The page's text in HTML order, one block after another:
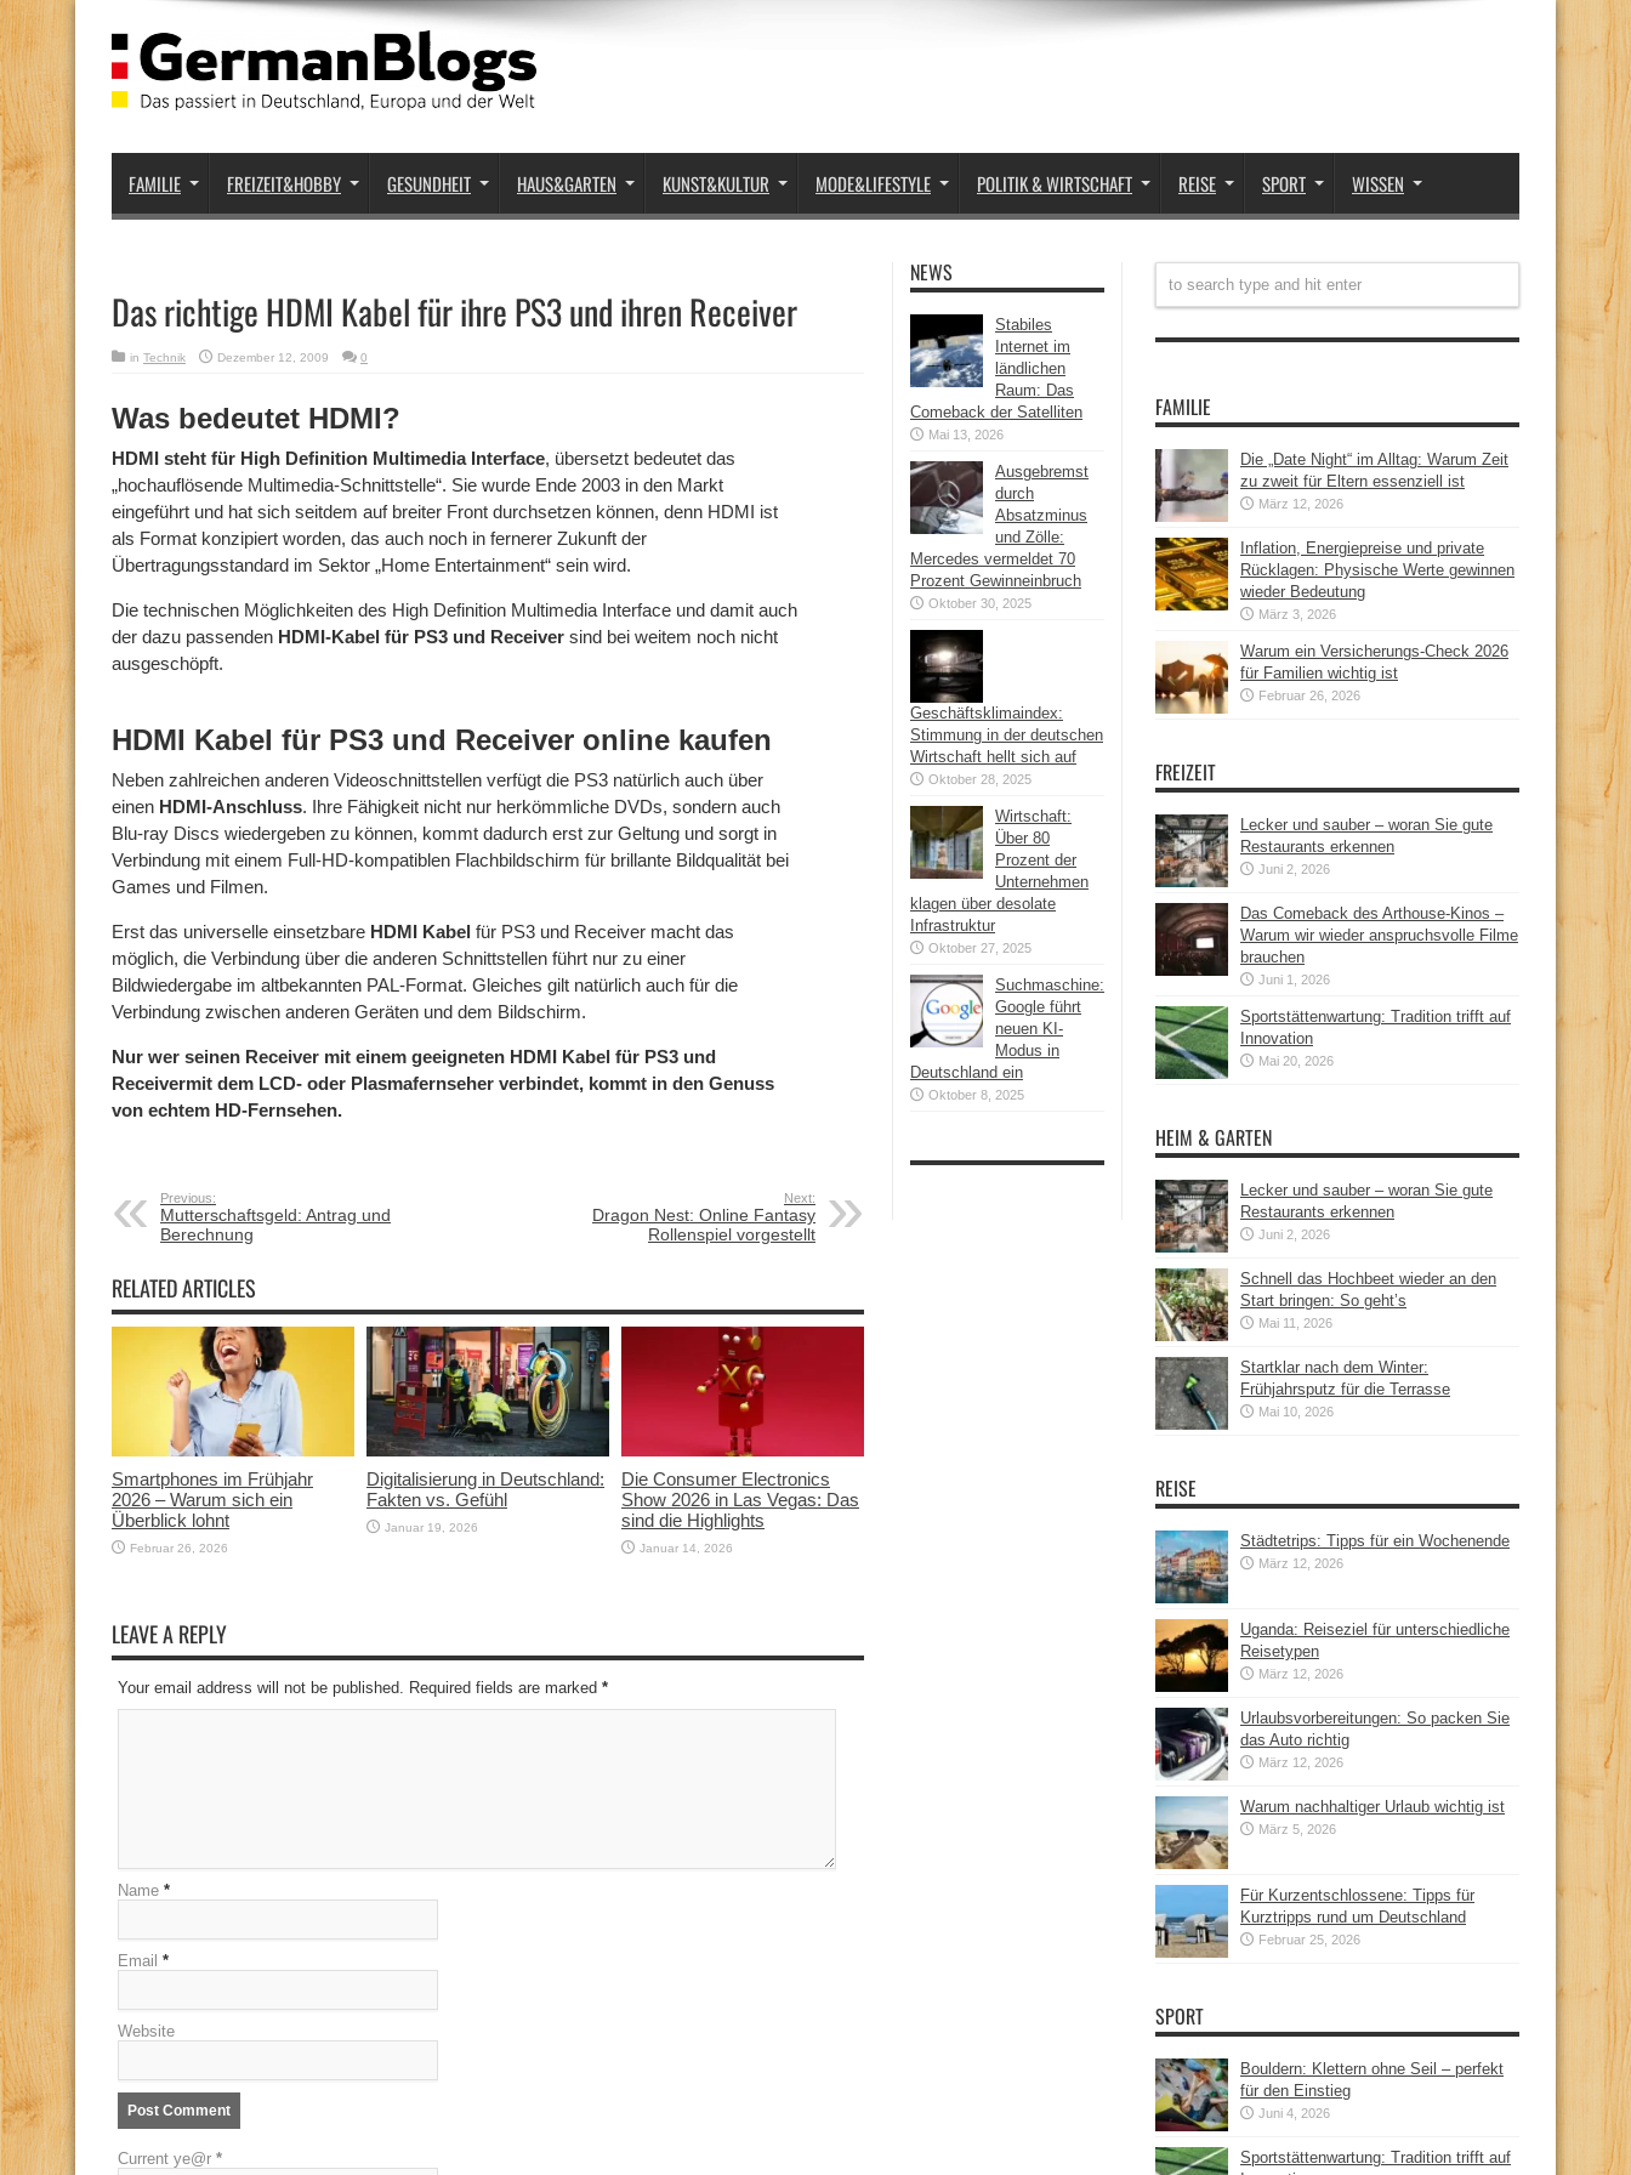
FAMILIE FREIZEIT&HOBBY GESUNDHEIT HAUS&GARTEN KUNST&KULTUR MODE&LIFESTYLE POLITIK & WIRTSCHAFT REISE SPORT WISSEN
Das richtige HDMI Kabel für ihre PS3 und ihren Receiver
in Technik Dezember 12, 2009 0
Was bedeutet HDMI?
HDMI steht für High Definition Multimedia Interface, übersetzt bedeutet das
„hochauflösende Multimedia-Schnittstelle“. Sie wurde Ende 2003 in den Markt
eingeführt und hat sich seitdem auf breiter Front durchsetzen können, denn HDMI ist
als Format konzipiert worden, das auch noch in fernerer Zukunft der
Übertragungsstandard im Sektor „Home Entertainment“ sein wird.
Die technischen Möglichkeiten des High Definition Multimedia Interface und damit auch
der dazu passenden HDMI-Kabel für PS3 und Receiver sind bei weitem noch nicht
ausgeschöpft.
HDMI Kabel für PS3 und Receiver online kaufen
Neben zahlreichen anderen Videoschnittstellen verfügt die PS3 natürlich auch über
einen HDMI-Anschluss. Ihre Fähigkeit nicht nur herkömmliche DVDs, sondern auch
Blu-ray Discs wiedergeben zu können, kommt dadurch erst zur Geltung und sorgt in
Verbindung mit einem Full-HD-kompatiblen Flachbildschirm für brillante Bildqualität bei
Games und Filmen.
Erst das universelle einsetzbare HDMI Kabel für PS3 und Receiver macht das
möglich, die Verbindung über die anderen Schnittstellen führt nur zu einer
Bildwiedergabe im altbekannten PAL-Format. Gleiches gilt natürlich auch für die
Verbindung zwischen anderen Geräten und dem Bildschirm.
Nur wer seinen Receiver mit einem geeigneten HDMI Kabel für PS3 und
Receivermit dem LCD- oder Plasmafernseher verbindet, kommt in den Genuss
von echtem HD-Fernsehen.
Previous:
Mutterschaftsgeld: Antrag und
Berechnung
Next:
Dragon Nest: Online Fantasy
Rollenspiel vorgestellt
RELATED ARTICLES
Smartphones im Frühjahr
2026 – Warum sich ein
Überblick lohnt
Februar 26, 2026
Digitalisierung in Deutschland:
Fakten vs. Gefühl
Januar 19, 2026
Die Consumer Electronics
Show 2026 in Las Vegas: Das
sind die Highlights
Januar 14, 2026
LEAVE A REPLY
Your email address will not be published. Required fields are marked *
Name *
Email *
Website
Current ye@r *
NEWS
Stabiles
Internet im
ländlichen
Raum: Das
Comeback der Satelliten
Mai 13, 2026
Ausgebremst
durch
Absatzminus
und Zölle:
Mercedes vermeldet 70
Prozent Gewinneinbruch
Oktober 30, 2025
Geschäftsklimaindex:
Stimmung in der deutschen
Wirtschaft hellt sich auf
Oktober 28, 2025
Wirtschaft:
Über 80
Prozent der
Unternehmen
klagen über desolate
Infrastruktur
Oktober 27, 2025
Suchmaschine:
Google führt
neuen KI-
Modus in
Deutschland ein
Oktober 8, 2025
FAMILIE
Die „Date Night“ im Alltag: Warum Zeit
zu zweit für Eltern essenziell ist
März 12, 2026
Inflation, Energiepreise und private
Rücklagen: Physische Werte gewinnen
wieder Bedeutung
März 3, 2026
Warum ein Versicherungs-Check 2026
für Familien wichtig ist
Februar 26, 2026
FREIZEIT
Lecker und sauber – woran Sie gute
Restaurants erkennen
Juni 2, 2026
Das Comeback des Arthouse-Kinos –
Warum wir wieder anspruchsvolle Filme
brauchen
Juni 1, 2026
Sportstättenwartung: Tradition trifft auf
Innovation
Mai 20, 2026
HEIM & GARTEN
Lecker und sauber – woran Sie gute
Restaurants erkennen
Juni 2, 2026
Schnell das Hochbeet wieder an den
Start bringen: So geht’s
Mai 11, 2026
Startklar nach dem Winter:
Frühjahrsputz für die Terrasse
Mai 10, 2026
REISE
Städtetrips: Tipps für ein Wochenende
März 12, 2026
Uganda: Reiseziel für unterschiedliche
Reisetypen
März 12, 2026
Urlaubsvorbereitungen: So packen Sie
das Auto richtig
März 12, 2026
Warum nachhaltiger Urlaub wichtig ist
März 5, 2026
Für Kurzentschlossene: Tipps für
Kurztripps rund um Deutschland
Februar 25, 2026
SPORT
Bouldern: Klettern ohne Seil – perfekt
für den Einstieg
Juni 4, 2026
Sportstättenwartung: Tradition trifft auf